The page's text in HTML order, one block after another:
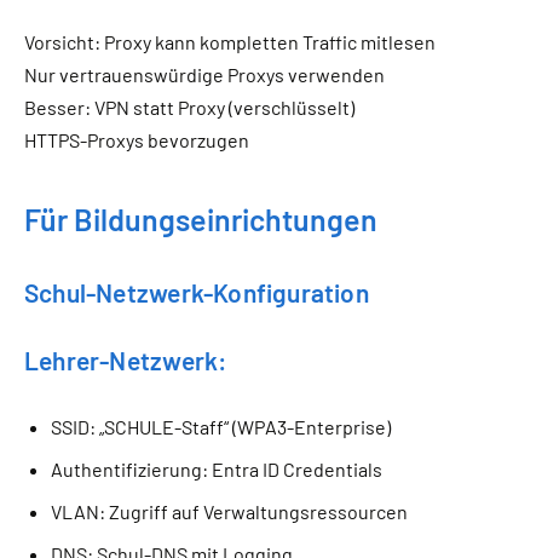
Vorsicht: Proxy kann kompletten Traffic mitlesen
Nur vertrauenswürdige Proxys verwenden
Besser: VPN statt Proxy (verschlüsselt)
HTTPS-Proxys bevorzugen
Für Bildungseinrichtungen
Schul-Netzwerk-Konfiguration
Lehrer-Netzwerk:
SSID: „SCHULE-Staff“ (WPA3-Enterprise)
Authentifizierung: Entra ID Credentials
VLAN: Zugriff auf Verwaltungsressourcen